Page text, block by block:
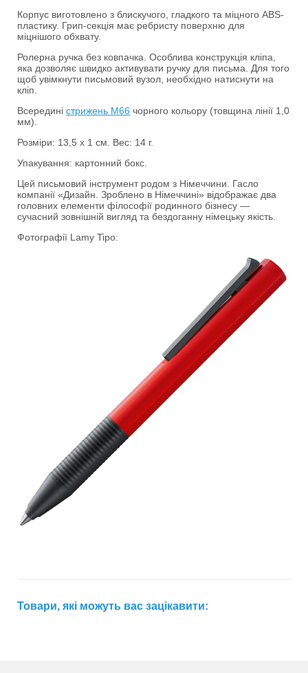
Корпус виготовлено з блискучого, гладкого та міцного ABS-
пластику. Грип-секція має ребристу поверхню для
міцнішого обхвату.
Ролерна ручка без ковпачка. Особлива конструкція кліпа,
яка дозволяє швидко активувати ручку для письма. Для того
щоб увімкнути письмовий вузол, необхідно натиснути на
кліп.
Всередині стрижень M66 чорного кольору (товщина лінії 1,0
мм).
Розміри: 13,5 х 1 см. Вес: 14 г.
Упакування: картонний бокс.
Цей письмовий інструмент родом з Німеччини. Гасло
компанії «Дизайн. Зроблено в Німеччині» відображає два
головних елементи філософії родинного бізнесу —
сучасний зовнішній вигляд та бездоганну німецьку якість.
Фотографії Lamy Tipo:
Товари, які можуть вас зацікавити: